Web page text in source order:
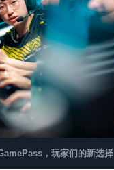
，玩家们的新选择